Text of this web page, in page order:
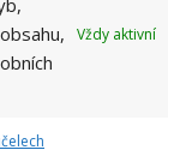
Vždy aktivní
všechny do
Možná nápad na
i u nás v ČR…